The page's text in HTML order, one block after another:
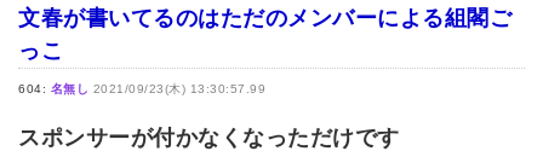
文春が書いてるのはただのメンバーによる組閣ご
っこ
604: 名無し 2021/09/23(木) 13:30:57.99
スポンサーが付かなくなっただけです